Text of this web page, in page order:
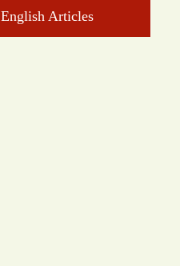
English Articles